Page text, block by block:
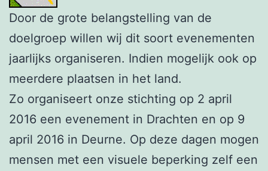
Door de grote belangstelling van de
doelgroep willen wij dit soort evenementen
jaarlijks organiseren. Indien mogelijk ook op
meerdere plaatsen in het land.
Zo organiseert onze stichting op 2 april
2016 een evenement in Drachten en op 9
april 2016 in Deurne. Op deze dagen mogen
mensen met een visuele beperking zelf een